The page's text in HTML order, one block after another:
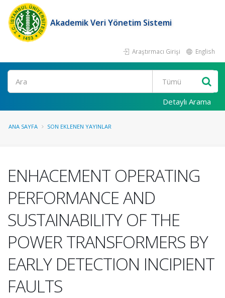
Akademik Veri Yönetim Sistemi
Araştırmacı Girişi English
Ara
Detaylı Arama
ANA SAYFA SON EKLENEN YAYINLAR
ENHACEMENT OPERATING
PERFORMANCE AND
SUSTAINABILITY OF THE
POWER TRANSFORMERS BY
EARLY DETECTION INCIPIENT
FAULTS